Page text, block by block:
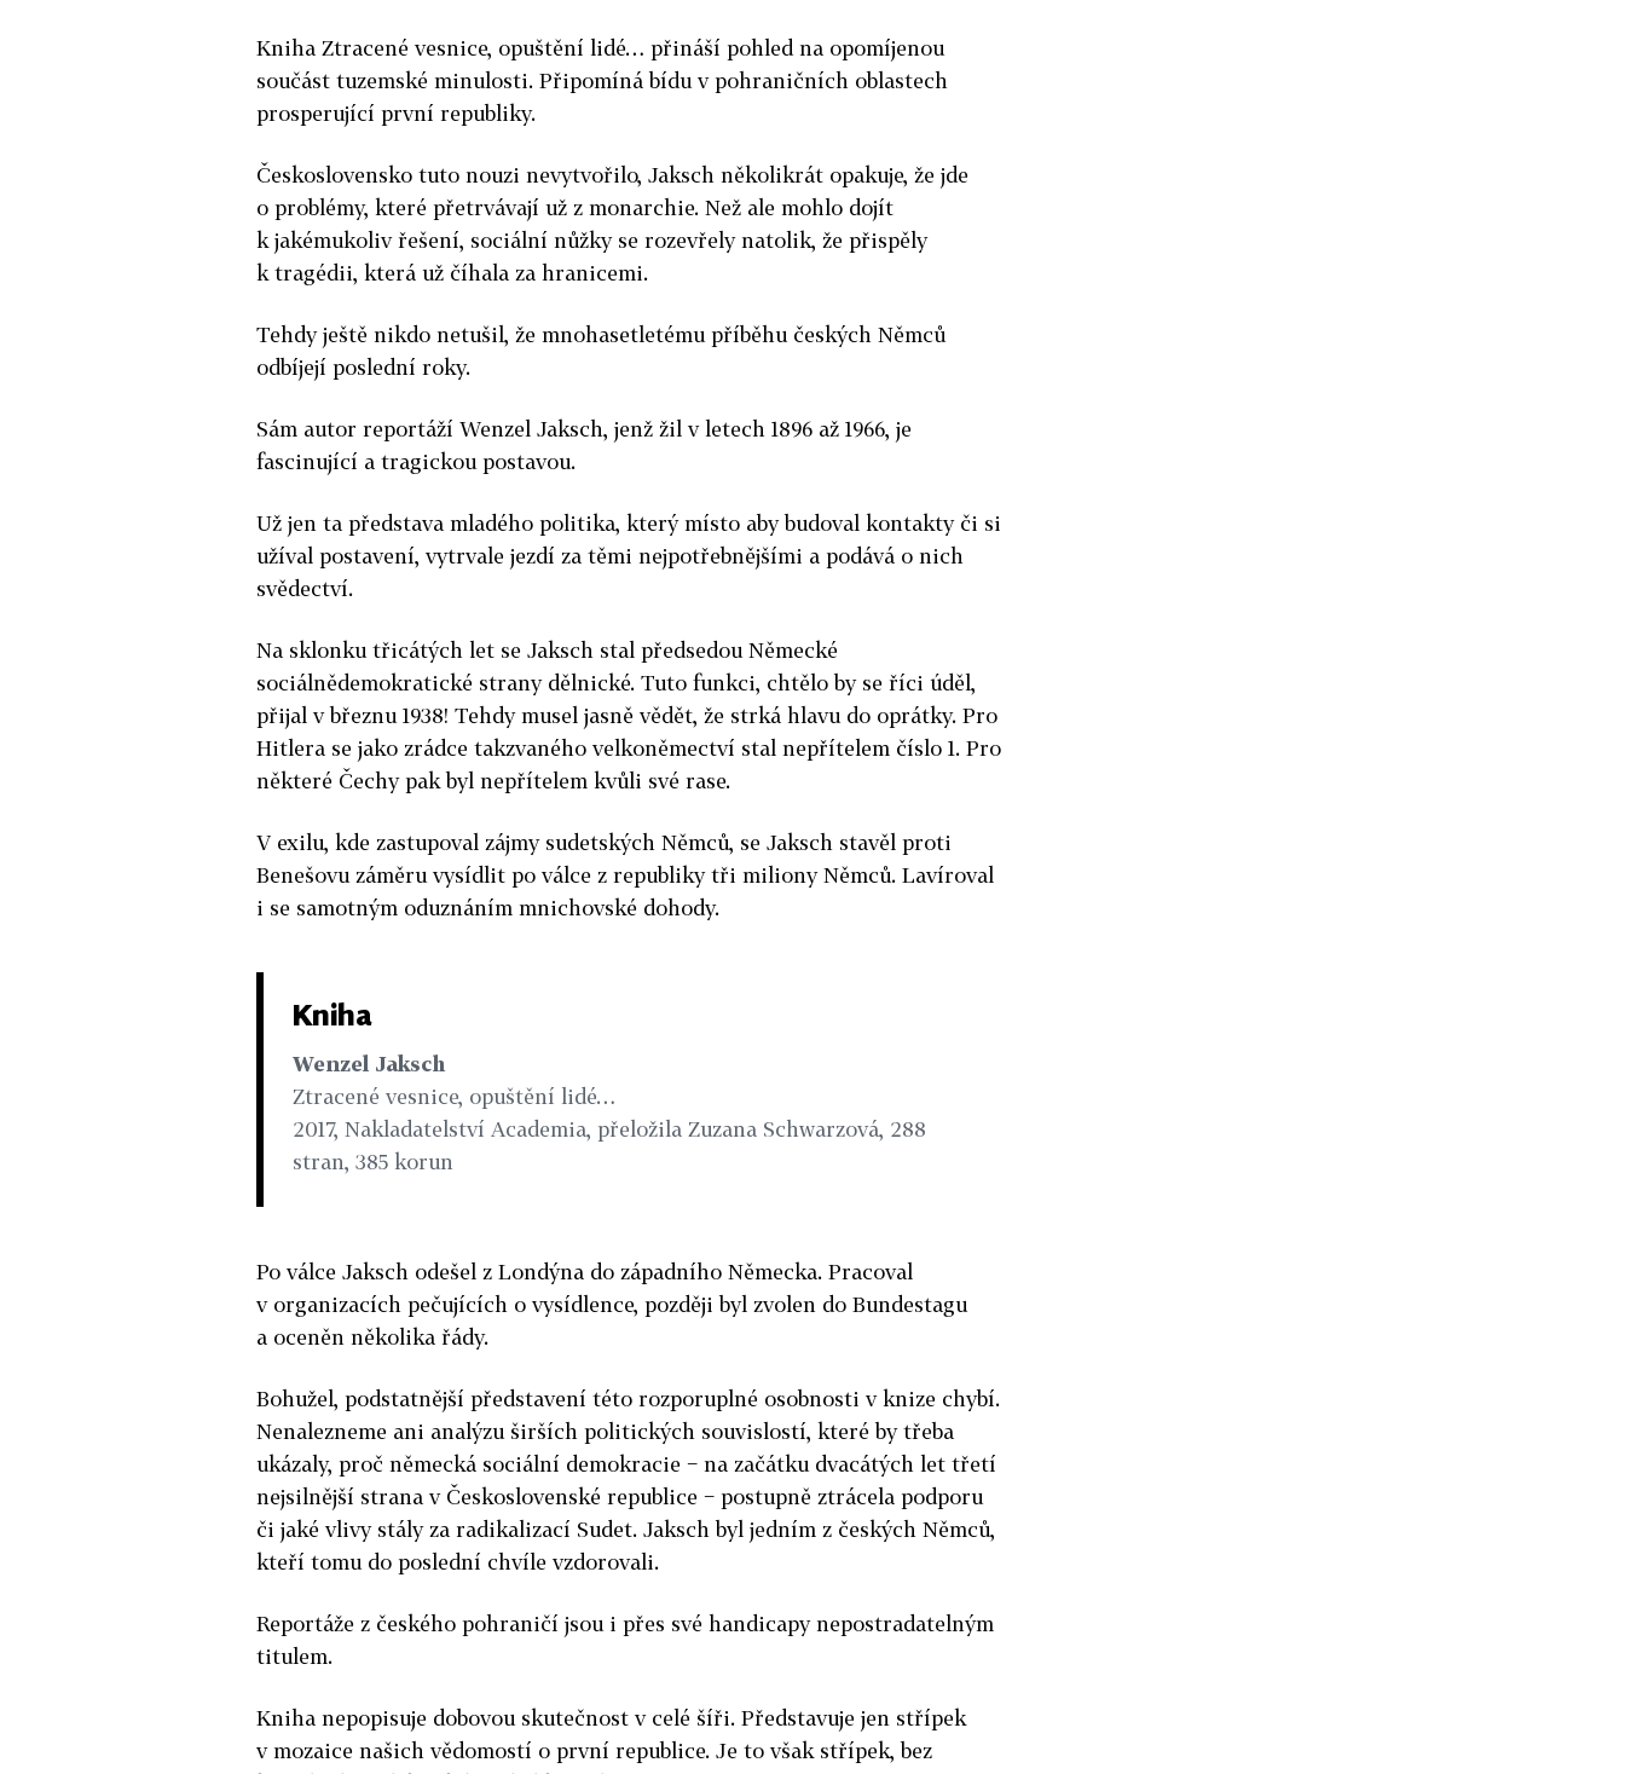
Kniha Ztracené vesnice, opuštění lidé… přináší pohled na opomíjenou
součást tuzemské minulosti. Připomíná bídu v pohraničních oblastech
prosperující první republiky.
Československo tuto nouzi nevytvořilo, Jaksch několikrát opakuje, že jde
o problémy, které přetrvávají už z monarchie. Než ale mohlo dojít
k jakémukoliv řešení, sociální nůžky se rozevřely natolik, že přispěly
k tragédii, která už číhala za hranicemi.
Tehdy ještě nikdo netušil, že mnohasetletému příběhu českých Němců
odbíjejí poslední roky.
Sám autor reportáží Wenzel Jaksch, jenž žil v letech 1896 až 1966, je
fascinující a tragickou postavou.
Už jen ta představa mladého politika, který místo aby budoval kontakty či si
užíval postavení, vytrvale jezdí za těmi nejpotřebnějšími a podává o nich
svědectví.
Na sklonku třicátých let se Jaksch stal předsedou Německé
sociálnědemokratické strany dělnické. Tuto funkci, chtělo by se říci úděl,
přijal v březnu 1938! Tehdy musel jasně vědět, že strká hlavu do oprátky. Pro
Hitlera se jako zrádce takzvaného velkoněmectví stal nepřítelem číslo 1. Pro
některé Čechy pak byl nepřítelem kvůli své rase.
V exilu, kde zastupoval zájmy sudetských Němců, se Jaksch stavěl proti
Benešovu záměru vysídlit po válce z republiky tři miliony Němců. Lavíroval
i se samotným oduznáním mnichovské dohody.
Kniha
Wenzel Jaksch
Ztracené vesnice, opuštění lidé…
2017, Nakladatelství Academia, přeložila Zuzana Schwarzová, 288
stran, 385 korun
Po válce Jaksch odešel z Londýna do západního Německa. Pracoval
v organizacích pečujících o vysídlence, později byl zvolen do Bundestagu
a oceněn několika řády.
Bohužel, podstatnější představení této rozporuplné osobnosti v knize chybí.
Nenalezneme ani analýzu širších politických souvislostí, které by třeba
ukázaly, proč německá sociální demokracie − na začátku dvacátých let třetí
nejsilnější strana v Československé republice − postupně ztrácela podporu
či jaké vlivy stály za radikalizací Sudet. Jaksch byl jedním z českých Němců,
kteří tomu do poslední chvíle vzdorovali.
Reportáže z českého pohraničí jsou i přes své handicapy nepostradatelným
titulem.
Kniha nepopisuje dobovou skutečnost v celé šíři. Představuje jen střípek
v mozaice našich vědomostí o první republice. Je to však střípek, bez